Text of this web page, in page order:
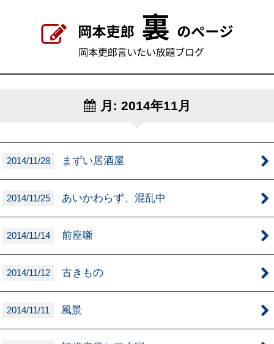
月: 2014年11月
2014/11/28 まずい居酒屋
2014/11/25 あいかわらず、混乱中
2014/11/14 前座噺
2014/11/12 古きもの
2014/11/11 風景